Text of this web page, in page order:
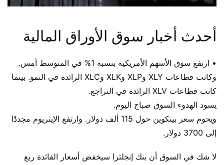
أحدث أخبار سوق الأوراق المالية
• ارتفع سوق الأسهم الأمريكية بنسبة 1% في المتوسط أمس.
وكانت قطاعات XLY وXLP وXLK وXLC الرائدة في النمو. بينما
كانت قطاعات XLV الرائدة في التراجع.
يسود الهدوء السوق صباح اليوم.
ويحوم سعر بيتكوين حول 115 ألف دولار. وارتفع الإيثريوم مجددًا
إلى 3700 دولار.
لا شك في السوق أن بنك إنجلترا سيخفض أسعار الفائدة ربع